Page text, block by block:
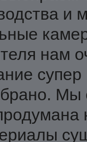
и
нам
Мы